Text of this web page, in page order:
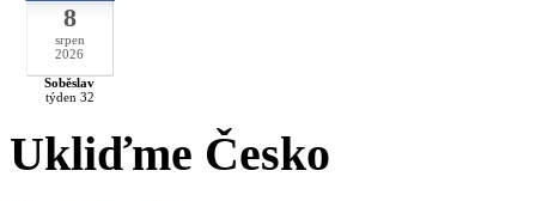
8
srpen
2026
Soběslav
týden 32
Ukliďme Česko